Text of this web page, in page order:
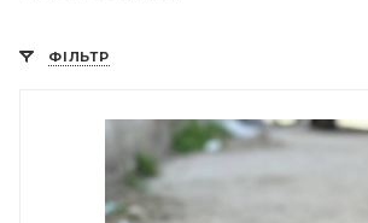
ФІЛЬТР